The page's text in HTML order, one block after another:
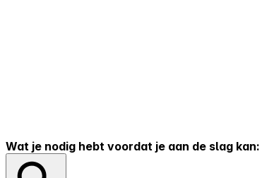
Wat je nodig hebt voordat je aan de slag kan: